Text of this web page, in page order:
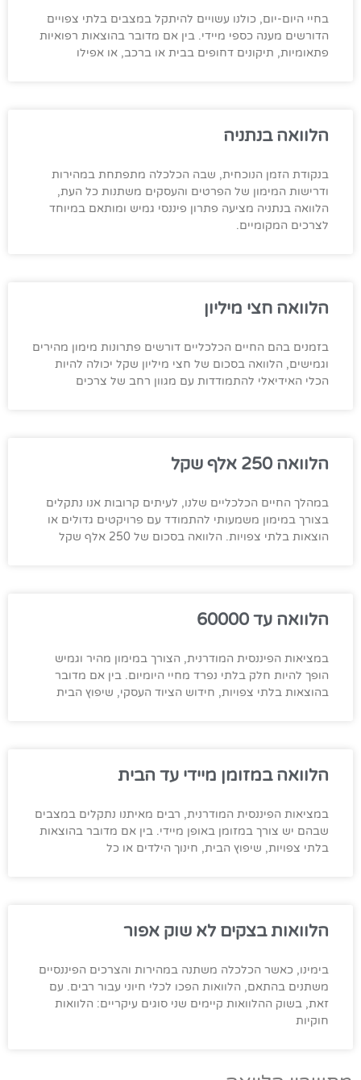
בחיי היום-יום, כולנו עשויים להיתקל במצבים בלתי צפויים
הדורשים מענה כספי מיידי. בין אם מדובר בהוצאות רפואיות
פתאומיות, תיקונים דחופים בבית או ברכב, או אפילו
הלוואה בנתניה
בנקודת הזמן הנוכחית, שבה הכלכלה מתפתחת במהירות
ודרישות המימון של הפרטים והעסקים משתנות כל העת,
הלוואה בנתניה מציעה פתרון פיננסי גמיש ומותאם במיוחד
לצרכים המקומיים.
הלוואה חצי מיליון
בזמנים בהם החיים הכלכליים דורשים פתרונות מימון מהירים
וגמישים, הלוואה בסכום של חצי מיליון שקל יכולה להיות
הכלי האידיאלי להתמודדות עם מגוון רחב של צרכים
הלוואה 250 אלף שקל
במהלך החיים הכלכליים שלנו, לעיתים קרובות אנו נתקלים
בצורך במימון משמעותי להתמודד עם פרויקטים גדולים או
הוצאות בלתי צפויות. הלוואה בסכום של 250 אלף שקל
הלוואה עד 60000
במציאות הפיננסית המודרנית, הצורך במימון מהיר וגמיש
הופך להיות חלק בלתי נפרד מחיי היומיום. בין אם מדובר
בהוצאות בלתי צפויות, חידוש הציוד העסקי, שיפוץ הבית
הלוואה במזומן מיידי עד הבית
במציאות הפיננסית המודרנית, רבים מאיתנו נתקלים במצבים
שבהם יש צורך במזומן באופן מיידי. בין אם מדובר בהוצאות
בלתי צפויות, שיפוץ הבית, חינוך הילדים או כל
הלוואות בצקים לא שוק אפור
בימינו, כאשר הכלכלה משתנה במהירות והצרכים הפיננסיים
משתנים בהתאם, הלוואות הפכו לכלי חיוני עבור רבים. עם
זאת, בשוק ההלוואות קיימים שני סוגים עיקריים: הלוואות
חוקיות